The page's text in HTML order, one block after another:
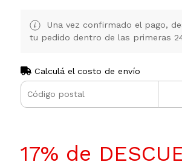
Una vez confirmado el pago,
tu pedido dentro de las primeras
Calculá el costo de envío
17% de